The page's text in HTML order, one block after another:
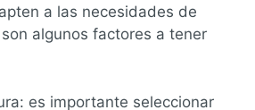
a las necesidades de
algunos factores a tener
es importante seleccionar